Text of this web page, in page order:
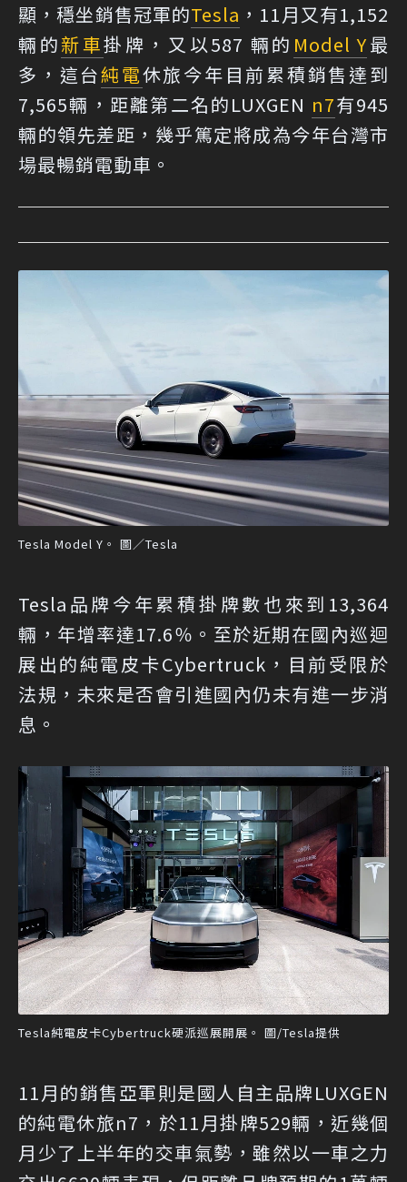
顯，穩坐銷售冠軍的Tesla ，11月又有1,152
輛的新車掛牌，又以587 輛的 Model Y最
多，這台純電休旅今年目前累積銷售達到
7,565輛，距離第二名的LUXGEN n7有945
輛的領先差距，幾乎篤定將成為今年台灣市
場最暢銷電動車。
Tesla Model Y。 圖／Tesla
Tesla品牌今年累積掛牌數也來到13,364
輛，年增率達17.6％。至於近期在國內巡迴
展出的純電皮卡Cybertruck，目前受限於
法規，未來是否會引進國內仍未有進一步消
息。
Tesla純電皮卡Cybertruck硬派巡展開展。 圖/Tesla提供
11月的銷售亞軍則是國人自主品牌LUXGEN
的純電休旅n7，於11月掛牌529輛，近幾個
月少了上半年的交車氣勢，雖然以一車之力